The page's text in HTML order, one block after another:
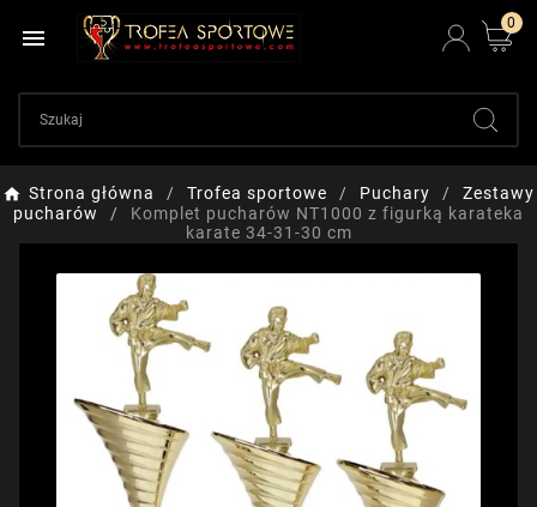

0
Strona główna Trofea sportowe Puchary
Zestawy
pucharów
Komplet pucharów NT1000 z figurką karateka
karate 34-31-30 cm